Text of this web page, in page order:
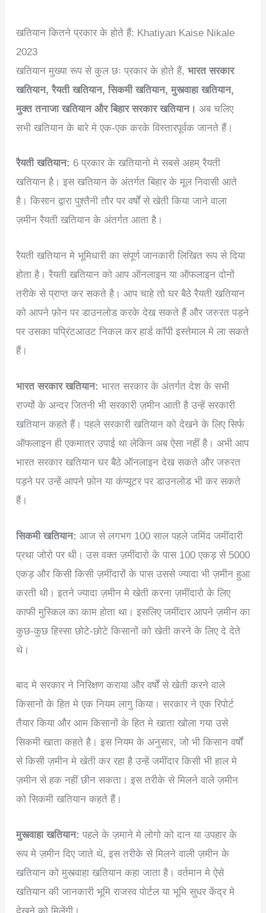
खतियान कितने प्रकार के होते हैं: Khatiyan Kaise Nikale
2023
खतियान मुख्या रूप से कुल छः प्रकार के होते हैं, भारत सरकार
खतियान, रैयती खतियान, सिकमी खतियान, मुस्त्वाहा खतियान,
मुक्त तनाजा खतियान और बिहार सरकार खतियान। अब चलिए
सभी खतियान के बारे मे एक-एक करके विस्तारपूर्वक जानते हैं।
रैयती खतियान: 6 प्रकार के खतियानो मे सबसे अहम् रैयती
खतियान है। इस खतियान के अंतर्गत बिहार के मूल निवासी आते
है। किसान द्वारा पुश्तैनी तौर पर वर्षों से खेती किया जाने वाला
ज़मीन रैयती खतियान के अंतर्गत आता है।
रैयती खतियान मे भूमिधारी का संपूर्ण जानकारी लिखित रूप से दिया
होता है। रैयती खतियान को आप ऑनलाइन या ऑफलाइन दोनों
तरीके से प्राप्त कर सकते है। आप चाहे तो घर बैठे रैयती खतियान
को आपने फ़ोन पर डाउनलोड करके देख सकते हैं और जरुरत पड़ने
पर उसका पप्रिंटआउट निकल कर हार्ड कॉपी इस्तेमाल मे ला सकते
हैं।
भारत सरकार खतियान: भारत सरकार के अंतर्गत देश के सभी
राज्यों के अन्दर जितनी भी सरकारी ज़मीन आती है उन्हें सरकारी
खतियान कहते हैं। पहले सरकारी खतियान को देखने के लिए सिर्फ
ऑफलाइन ही एकमात्र उपाई था लेकिन अब ऐसा नहीं है। अभी आप
भारत सरकार खतियान घर बैठे ऑनलाइन देख सकते और जरुरत
पड़ने पर उन्हें आपने फ़ोन या कंप्यूटर पर डाउनलोड भी कर सकते
हैं।
सिकमी खतियान: आज से लगभग 100 साल पहले जमिंद जमींदारी
प्रथा जोरो पर थी। उस वक्त ज़मींदारो के पास 100 एकड़ से 5000
एकड़ और किसी किसी ज़मींदारों के पास उससे ज्यादा भी ज़मीन हुआ
करती थी। इतने ज्यादा ज़मीन मे खेती करना ज़मींदारो के लिए
काफी मुस्किल का काम होता था। इसलिए जमींदार आपने ज़मीन का
कुछ-कुछ हिस्सा छोटे-छोटे किसानों को खेती करने के लिए दे देते
थे।
बाद मे सरकार ने निरिक्षण कराया और वर्षों से खेती करने वाले
किसानों के हित मे एक नियम लागु किया। सरकार ने एक रिपोर्ट
तैयार किया और आम किसानों के हित मे खाता खोला गया उसे
सिकमी खाता कहते है। इस नियम के अनुसार, जो भी किसान वर्षों
से किसी ज़मीन मे खेती कर रहा है उन्हें जमींदार किसी भी हाल मे
ज़मीन से हक नहीं छीन सकता। इस तरीके से मिलने वाले ज़मीन
को सिकमी खतियान कहते हैं।
मुस्त्वाहा खतियान: पहले के ज़माने मे लोगो को दान या उपहार के
रूप मे ज़मीन दिए जाते थे, इस तरीके से मिलने वाली ज़मीन के
खतियान को मुस्त्वाहा खतियान कहा जाता है। वर्तमान मे ऐसे
खतियान की जानकारी भूमि राजस्व पोर्टल या भूमि सुधर केंद्र मे